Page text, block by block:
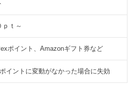
ー
ｐｔ～
ポイント、Amazonギフト券など
イントに変動がなかった場合に失効